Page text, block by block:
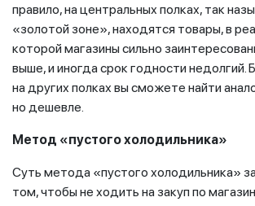
правило, на центральных полках, так
«золотой зоне», находятся товары, в
которой магазины сильно
выше, и иногда срок годности недолгий.
на других полках вы сможете найти
но дешевле.
Метод «пустого холодильника»
Суть метода «пустого холодильника»
том, чтобы не ходить на закуп по